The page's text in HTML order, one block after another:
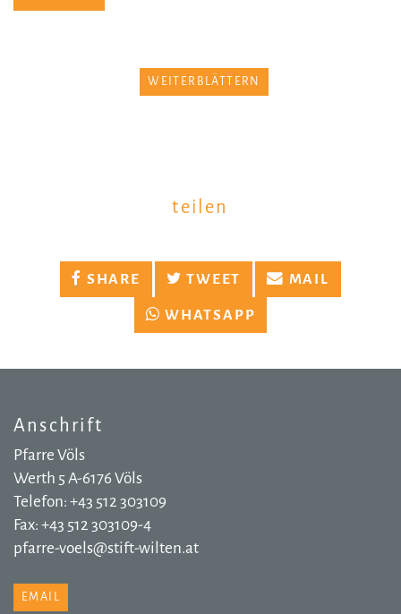
WEITERBLÄTTERN
teilen
SHARE TWEET MAIL
WHATSAPP
Anschrift
Pfarre Völs
Werth 5 A-6176 Völs
Telefon: +43 512 303109
Fax: +43 512 303109-4
pfarre-voels@stift-wilten.at
EMAIL